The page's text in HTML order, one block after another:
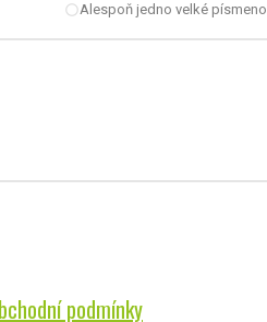
radio_button_uncheckedAlespoň jedno velké písmeno
podmínky